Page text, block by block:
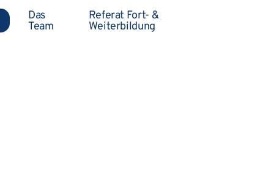
Das
Team
Referat Fort- &
Weiterbildung